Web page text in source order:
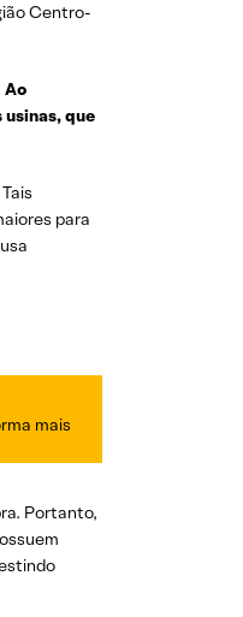
Centro-
Ao
que
para
mais
Portanto,